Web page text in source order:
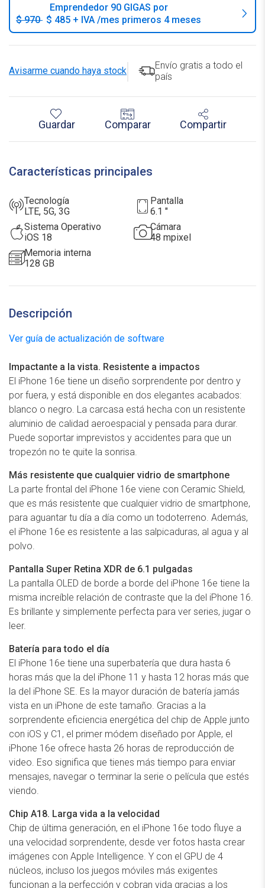
Emprendedor 90 GIGAS por
$ 970 $ 485 + IVA /mes primeros 4 meses
Avisarme cuando haya stock
Envío gratis a todo el
país
Guardar Comparar Compartir
Características principales
Tecnología
LTE, 5G, 3G
pantalla
6.1 "
Sistema Operativo
iOS 18
cámara
48 mpixel
memoria interna
128 GB
Descripción
Ver guía de actualización de software
Impactante a la vista. Resistente a impactos
El iPhone 16e tiene un diseño sorprendente por dentro y
por fuera, y está disponible en dos elegantes acabados:
blanco o negro. La carcasa está hecha con un resistente
aluminio de calidad aeroespacial y pensada para durar.
Puede soportar imprevistos y accidentes para que un
tropezón no te quite la sonrisa.
Más resistente que cualquier vidrio de smartphone
La parte frontal del iPhone 16e viene con Ceramic Shield,
que es más resistente que cualquier vidrio de smartphone,
para aguantar tu día a día como un todoterreno. Además,
el iPhone 16e es resistente a las salpicaduras, al agua y al
polvo.
Pantalla Super Retina XDR de 6.1 pulgadas
La pantalla OLED de borde a borde del iPhone 16e tiene la
misma increíble relación de contraste que la del iPhone 16.
Es brillante y simplemente perfecta para ver series, jugar o
leer.
Batería para todo el día
El iPhone 16e tiene una superbatería que dura hasta 6
horas más que la del iPhone 11 y hasta 12 horas más que
la del iPhone SE. Es la mayor duración de batería jamás
vista en un iPhone de este tamaño. Gracias a la
sorprendente eficiencia energética del chip de Apple junto
con iOS y C1, el primer módem diseñado por Apple, el
iPhone 16e ofrece hasta 26 horas de reproducción de
video. Eso significa que tienes más tiempo para enviar
mensajes, navegar o terminar la serie o película que estés
viendo.
Chip A18. Larga vida a la velocidad
Chip de última generación, en el iPhone 16e todo fluye a
una velocidad sorprendente, desde ver fotos hasta crear
imágenes con Apple Intelligence. Y con el GPU de 4
núcleos, incluso los juegos móviles más exigentes
funcionan a la perfección y cobran vida gracias a los